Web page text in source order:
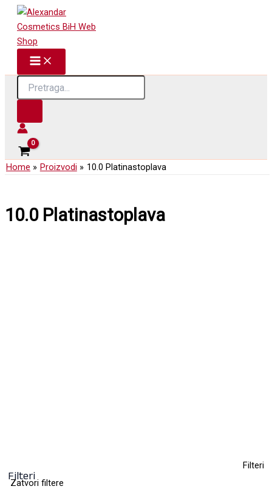
Skip
content
Products
search
Home Proizvodi 10.0 Platinastoplava
Filteri
Filteri
Zatvori filtere
10.0 Platinastoplava